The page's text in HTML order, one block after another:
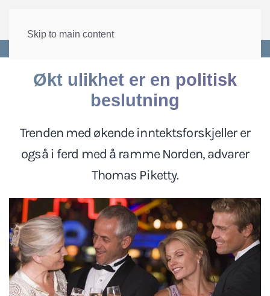
Skip to main content
Økt ulikhet er en politisk
beslutning
Trenden med økende inntektsforskjeller er
også i ferd med å ramme Norden, advarer
Thomas Piketty.